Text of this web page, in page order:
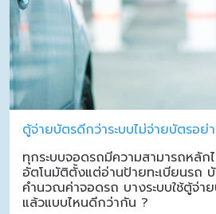
ตู้จ่ายบัตรดีกว่าระบบไม่จ่ายบัตรอย่
ทุกระบบจอดรถมีความสามารถหลัก
อัตโนมัติตั้งแต่อ่านป้ายทะเบียนรถ
คำนวณค่าจอดรถ บางระบบใช้ตู้จ่าย
แล้วแบบไหนดีกว่ากัน ?